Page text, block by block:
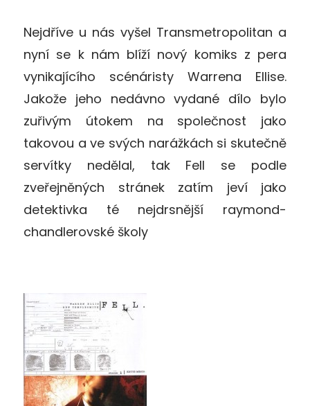
Nejdříve u nás vyšel Transmetropolitan a
nyní se k nám blíží nový komiks z pera
vynikajícího scénáristy Warrena Ellise.
Jakože jeho nedávno vydané dílo bylo
zuřivým útokem na společnost jako
takovou a ve svých narážkách si skutečně
servítky nedělal, tak Fell se podle
zveřejněných stránek zatím jeví jako
detektivka té nejdrsnější raymond-
chandlerovské školy